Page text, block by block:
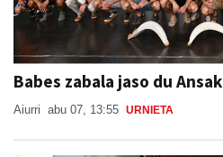
Babes zabala jaso du Ansak
Aiurri abu 07, 13:55 URNIETA